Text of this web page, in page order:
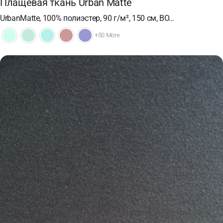
UrbanMatte, 100% полиэстер, 90 г/м², 150 см, ВО…
+50 More